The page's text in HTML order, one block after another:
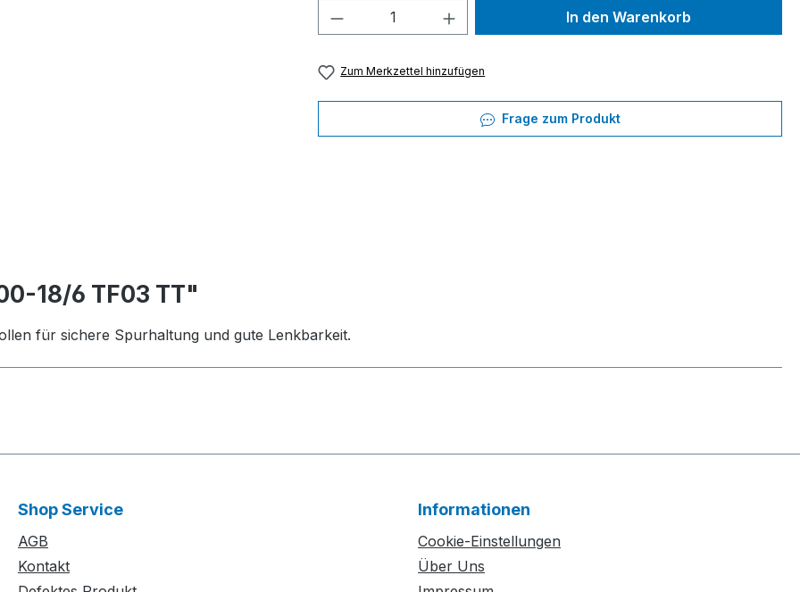
Produkt Anzahl: Gib den gewünschten Wert
In den Warenkorb
Zum Merkzettel hinzufügen
Frage zum Produkt
18/6 TF03 TT"
für sichere Spurhaltung und gute Lenkbarkeit.
Shop Service
AGB
Kontakt
Informationen
Cookie-Einstellungen
Über Uns